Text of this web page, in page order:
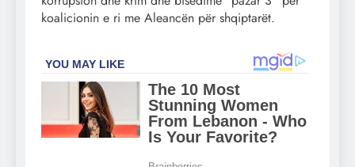
koalicionin e ri me Aleancën për shqiptarët.